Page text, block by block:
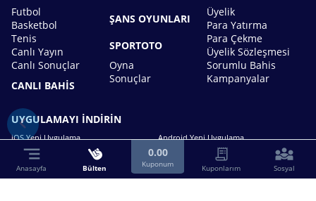
Futbol
Basketbol
Tenis
Canlı Yayın
Canlı Sonuçlar
CANLI BAHİS
ŞANS OYUNLARI
SPORTOTO
Oyna
Sonuçlar
Üyelik
Para Yatırma
Para Çekme
Üyelik Sözleşmesi
Sorumlu Bahis
Kampanyalar
UYGULAMAYI İNDİRİN
iOS Yeni Uygulama Android Yeni Uygulama
Anasayfa Bülten
0.00
Kuponum Kuponlarım Sosyal